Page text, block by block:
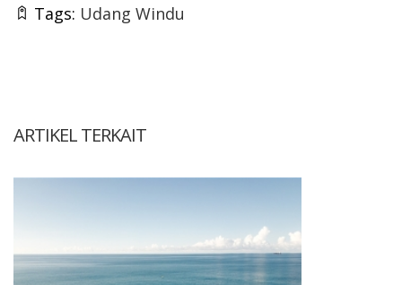
Tags: Udang Windu
ARTIKEL TERKAIT